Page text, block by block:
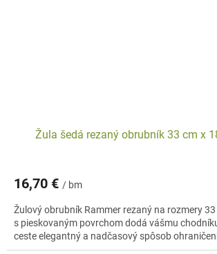
Žula šedá rezaný obrubník 33 cm x
16,70 € / bm
Žulový obrubník Rammer rezaný na rozmery
s pieskovaným povrchom dodá vášmu
ceste elegantný a nadčasový spôsob